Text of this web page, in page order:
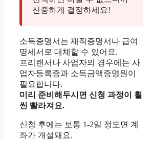
신중하게 결정하세요!
소득증명서는 재직증명서나 급여
명세서로 대체할 수 있어요.
프리랜서나 사업자의 경우에는 사
업자등록증과 소득금액증명원이
필요합니다.
미리 준비해두시면 신청 과정이 훨
씬 빨라져요.
신청 후에는 보통 1-2일 정도면 계
좌가 개설돼요.